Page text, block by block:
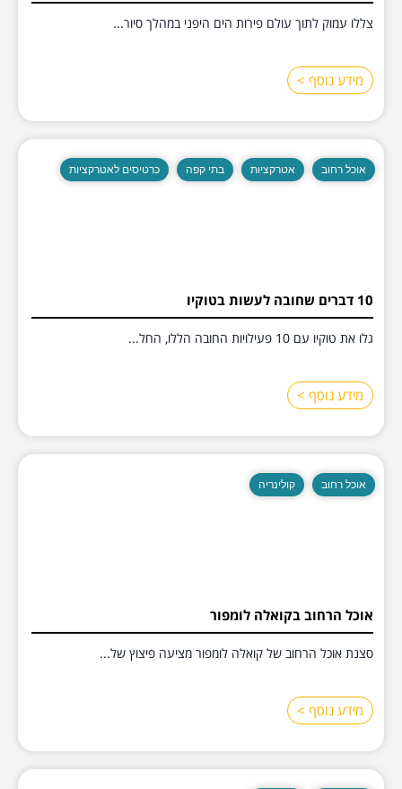
צללו עמוק לתוך עולם פירות הים היפני במהלך סיור...
מידע נוסף >
אוכל רחוב אטרקציות בתי קפה כרטיסים לאטרקציות
10 דברים שחובה לעשות בטוקיו
גלו את טוקיו עם 10 פעילויות החובה הללו, החל...
מידע נוסף >
אוכל רחוב קולינריה
אוכל הרחוב בקואלה לומפור
סצנת אוכל הרחוב של קואלה לומפור מציעה פיצוץ של...
מידע נוסף >